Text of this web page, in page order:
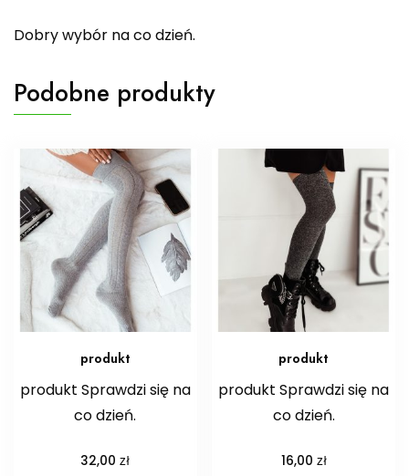
Dobry wybór na co dzień.
Podobne produkty
produkt
produkt Sprawdzi się na
co dzień.
32,00zł
produkt
produkt Sprawdzi się na
co dzień.
16,00 zł